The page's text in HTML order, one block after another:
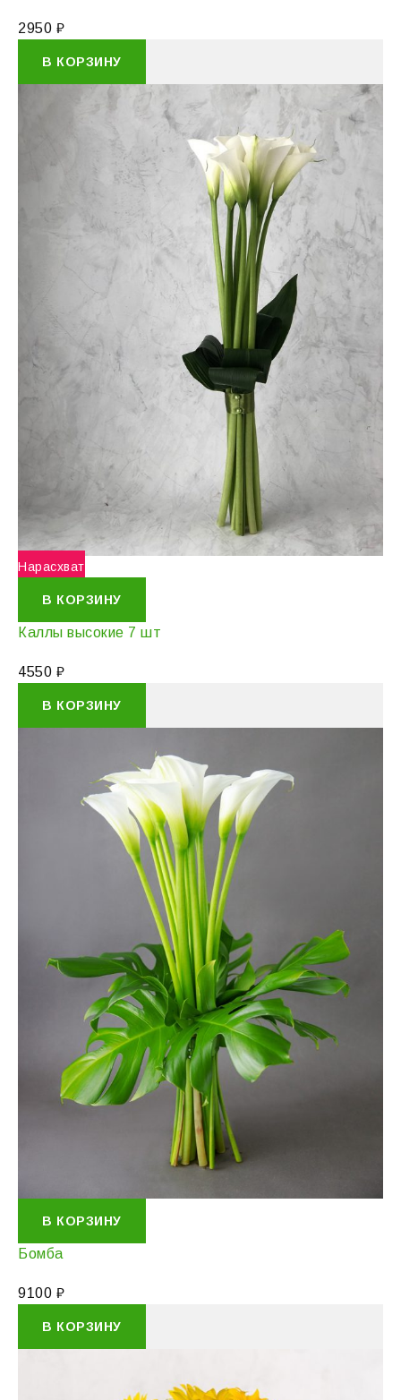
2950 ₽
В КОРЗИНУ
Нарасхват
В КОРЗИНУ
Каллы высокие 7 шт
4550 ₽
В КОРЗИНУ
В КОРЗИНУ
Бомба
9100 ₽
В КОРЗИНУ